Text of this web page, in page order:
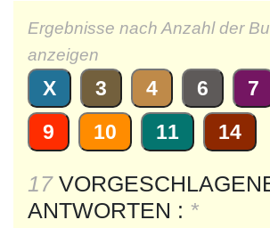
Ergebnisse nach Anzahl der
anzeigen
X 3 4 6 7
9
10 11 14
17
ANTWORTEN : *